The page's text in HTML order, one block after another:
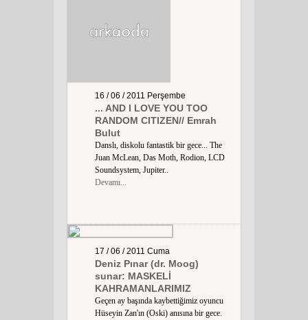
16 / 06 / 2011 Perşembe
... AND I LOVE YOU TOO
RANDOM CITIZEN// Emrah
Bulut
Danslı, diskolu fantastik bir gece... The
Juan McLean, Das Moth, Rodion, LCD
Soundsystem, Jupiter..
Devamı...
17 / 06 / 2011 Cuma
Deniz Pınar (dr. Moog)
sunar: MASKELİ
KAHRAMANLARIMIZ
Geçen ay başında kaybettiğimiz oyuncu
Hüseyin Zan'ın (Oski) anısına bir gece.